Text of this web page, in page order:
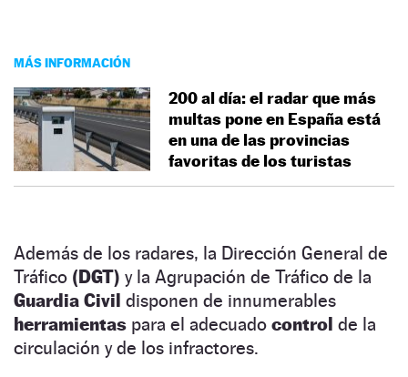
MÁS INFORMACIÓN
200 al día: el radar que más
multas pone en España está
en una de las provincias
favoritas de los turistas
Además de los radares, la Dirección General de
Tráfico (DGT) y la Agrupación de Tráfico de la
Guardia Civil disponen de innumerables
herramientas para el adecuado control de la
circulación y de los infractores.